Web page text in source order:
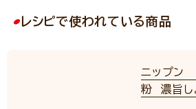
レシピで使われている商品
ニップン
粉 濃旨